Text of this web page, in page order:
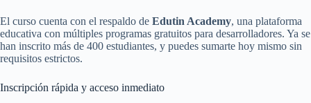
El curso cuenta con el respaldo de Edutin Academy, una plataforma
educativa con múltiples programas gratuitos para desarrolladores. Ya se
han inscrito más de 400 estudiantes, y puedes sumarte hoy mismo sin
requisitos estrictos.
Inscripción rápida y acceso inmediato